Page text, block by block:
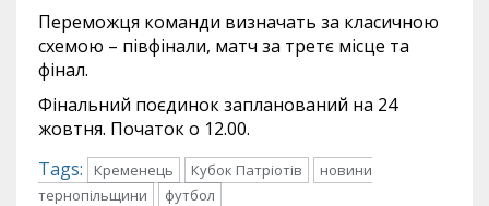
Переможця команди визначать за класичною
схемою – півфінали, матч за третє місце та
фінал.
Фінальний поєдинок запланований на 24
жовтня. Початок о 12.00.
Tags:
Кременець Кубок Патріотів
новини
тернопільщини
футбол